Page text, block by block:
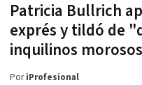
Patricia Bullrich
exprés y tildó de
inquilinos morosos
PoriProfesional